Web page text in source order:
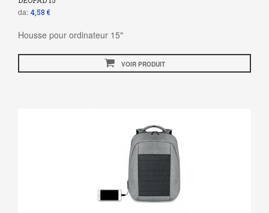
da:4,58 €
Housse pour ordinateur 15"
VOIR PRODUIT